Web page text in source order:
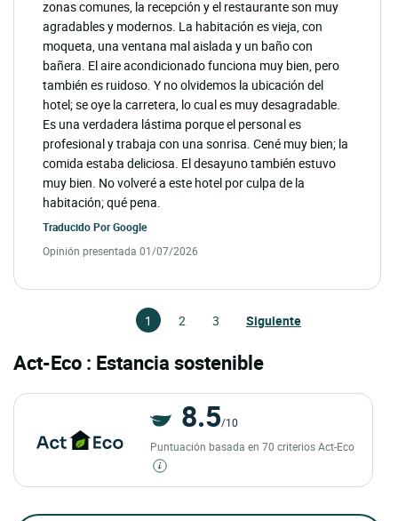
zonas comunes, la recepción y el restaurante son muy
agradables y modernos. La habitación es vieja, con
moqueta, una ventana mal aislada y un baño con
bañera. El aire acondicionado funciona muy bien, pero
también es ruidoso. Y no olvidemos la ubicación del
hotel; se oye la carretera, lo cual es muy desagradable.
Es una verdadera lástima porque el personal es
profesional y trabaja con una sonrisa. Cené muy bien; la
comida estaba deliciosa. El desayuno también estuvo
muy bien. No volveré a este hotel por culpa de la
habitación; qué pena.
Traducido PorGoogle
Opinión presentada 01/07/2026
1 2 3 Siguiente
Act-Eco : Estancia sostenible
8.5/10
Puntuación basada en 70 criterios Act-Eco